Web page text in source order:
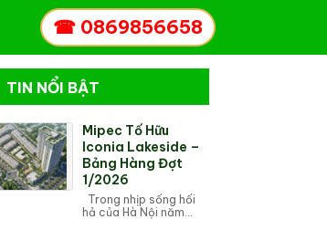
☎ 0869856658
TIN NỔI BẬT
Mipec Tố Hữu
Iconia Lakeside –
Bảng Hàng Đợt
1/2026
Trong nhịp sống hối
hả của Hà Nội năm